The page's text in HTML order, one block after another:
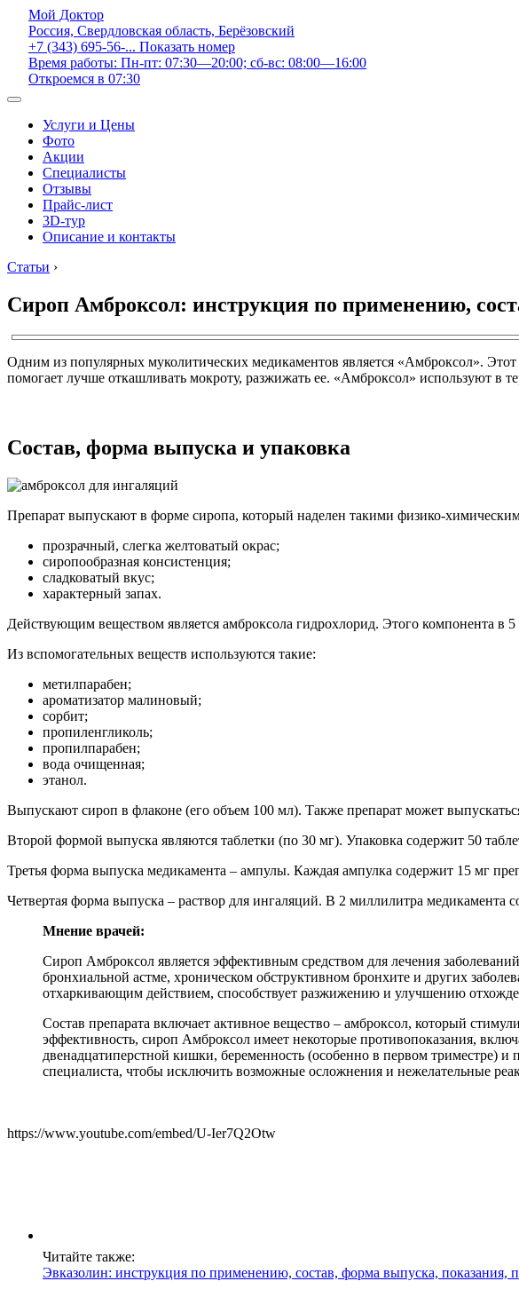
Мой Доктор
Россия, Свердловская область, Берёзовский
+7 (343) 695-56-... Показать номер
Время работы: Пн-пт: 07:30—20:00; сб-вс: 08:00—16:00
Откроемся в 07:30
Услуги и Цены
Фото
Акции
Специалисты
Отзывы
Прайс-лист
3D-тур
Описание и контакты
Статьи ›
Сироп Амброксол: инструкция по применению,
Одним из популярных муколитических медикаментов является «Амброксол».
помогает лучше откашливать мокроту, разжижать ее. «Амброксол» используют в
Состав, форма выпуска и упаковка
Препарат выпускают в форме сиропа, который наделен такими физико-
прозрачный, слегка желтоватый окрас;
сиропообразная консистенция;
сладковатый вкус;
характерный запах.
Действующим веществом является амброксола гидрохлорид. Этого компонента в
Из вспомогательных веществ используются такие:
метилпарабен;
ароматизатор малиновый;
сорбит;
пропиленгликоль;
пропилпарабен;
вода очищенная;
этанол.
Выпускают сироп в флаконе (его объем 100 мл). Также препарат может
Второй формой выпуска являются таблетки (по 30 мг). Упаковка содержит 50
Третья форма выпуска медикамента – ампулы. Каждая ампулка содержит 15 мг
Четвертая форма выпуска – раствор для ингаляций. В 2 миллилитра медикамента
Мнение врачей:
Сироп Амброксол является эффективным средством для лечения
бронхиальной астме, хроническом обструктивном бронхите и других
отхаркивающим действием, способствует разжижению и улучшению
Состав препарата включает активное вещество – амброксол, который
эффективность, сироп Амброксол имеет некоторые противопоказания,
двенадцатиперстной кишки, беременность (особенно в первом триместре)
специалиста, чтобы исключить возможные осложнения и нежелательные
https://www.youtube.com/embed/U-Ier7Q2Otw
Читайте также:
Эвказолин: инструкция по применению, состав, форма выпуска, показания,